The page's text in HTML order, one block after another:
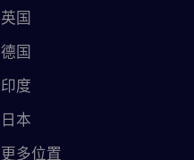
英国
德国
印度
日本
更多位置